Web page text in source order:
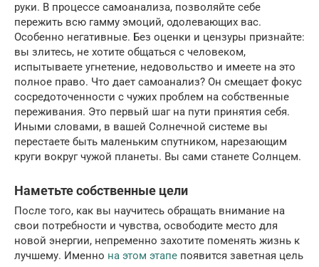
руки. В процессе самоанализа, позволяйте себе
пережить всю гамму эмоций, одолевающих вас.
Особенно негативные. Без оценки и цензуры признайте:
вы злитесь, не хотите общаться с человеком,
испытываете угнетение, недовольство и имеете на это
полное право. Что дает самоанализ? Он смещает фокус
сосредоточенности с чужих проблем на собственные
переживания. Это первый шаг на пути принятия себя.
Иными словами, в вашей Солнечной системе вы
перестаете быть маленьким спутником, нарезающим
круги вокруг чужой планеты. Вы сами станете Солнцем.
Наметьте собственные цели
После того, как вы научитесь обращать внимание на
свои потребности и чувства, освободите место для
новой энергии, непременно захотите поменять жизнь к
лучшему. Именно на этом этапе появится заветная цель